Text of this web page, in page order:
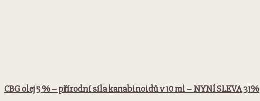
CBG olej 5 % – přírodní síla kanabinoidů v 10 ml – NYNÍ SLEVA 31%